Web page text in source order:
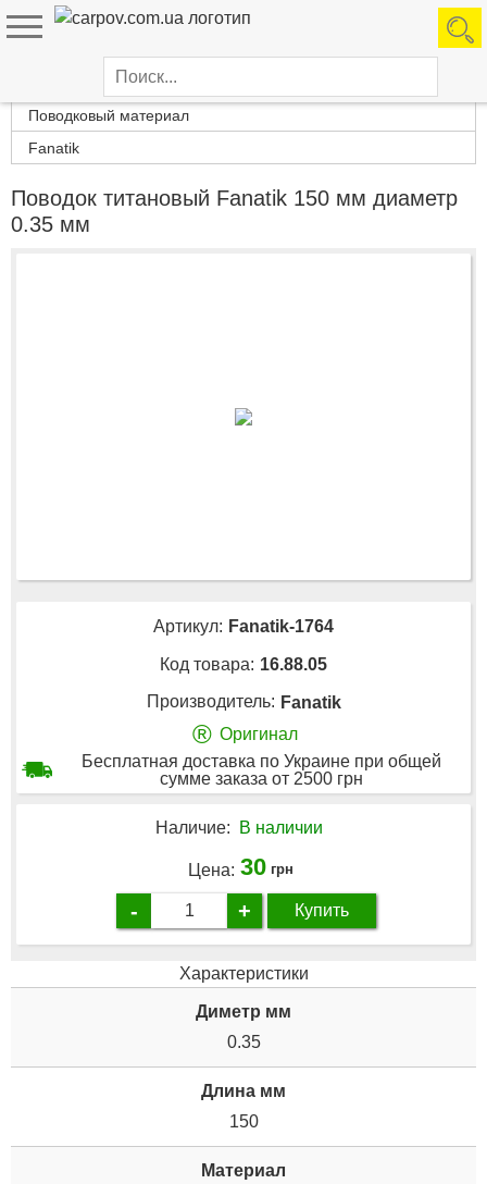
Каталог товаров
Поводковый материал
Fanatik
Поводок титановый Fanatik 150 мм диаметр
0.35 мм
Артикул: Fanatik-1764
Код товара: 16.88.05
Производитель: Fanatik
® Оригинал
Бесплатная доставка по Украине при общей
сумме заказа от 2500 грн
Наличие: В наличии
Цена: 30 грн
- + Купить
Характеристики
Диметр мм
0.35
Длина мм
150
Материал